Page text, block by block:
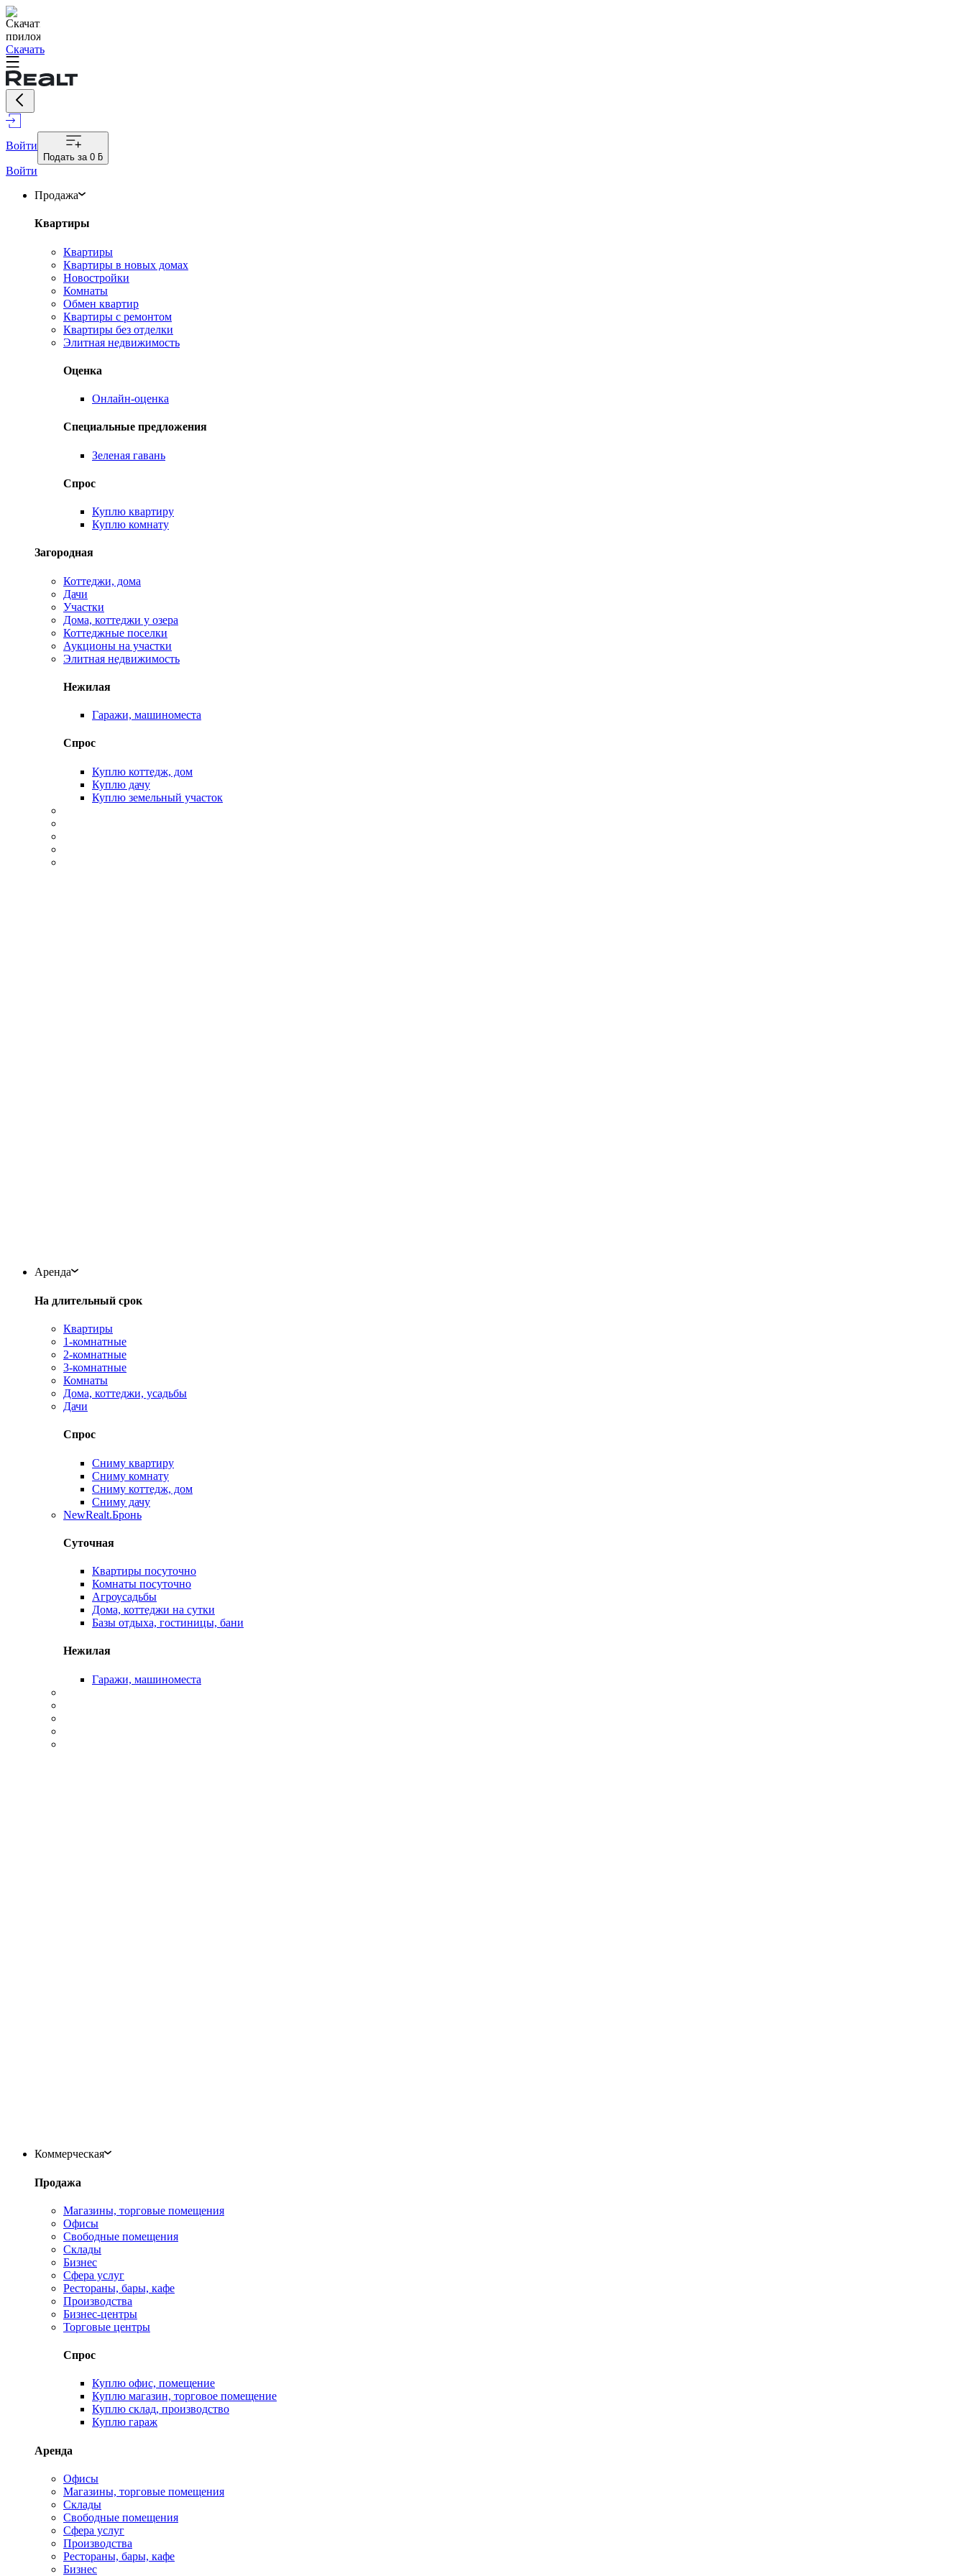
Скачать
Войти
Подать за 0 ƃ
Войти
Продажа
Квартиры
Квартиры
Квартиры в новых домах
Новостройки
Комнаты
Обмен квартир
Квартиры с ремонтом
Квартиры без отделки
Элитная недвижимость
Оценка
Онлайн-оценка
Специальные предложения
Зеленая гавань
Спрос
Куплю квартиру
Куплю комнату
Загородная
Коттеджи, дома
Дачи
Участки
Дома, коттеджи у озера
Коттеджные поселки
Аукционы на участки
Элитная недвижимость
Нежилая
Гаражи, машиноместа
Спрос
Куплю коттедж, дом
Куплю дачу
Куплю земельный участок
Аренда
На длительный срок
Квартиры
1-комнатные
2-комнатные
3-комнатные
Комнаты
Дома, коттеджи, усадьбы
Дачи
Спрос
Сниму квартиру
Сниму комнату
Сниму коттедж, дом
Сниму дачу
NewRealt.Бронь
Суточная
Квартиры посуточно
Комнаты посуточно
Агроусадьбы
Дома, коттеджи на сутки
Базы отдыха, гостиницы, бани
Нежилая
Гаражи, машиноместа
Коммерческая
Продажа
Магазины, торговые помещения
Офисы
Свободные помещения
Склады
Бизнес
Сфера услуг
Рестораны, бары, кафе
Производства
Бизнес-центры
Торговые центры
Спрос
Куплю офис, помещение
Куплю магазин, торговое помещение
Куплю склад, производство
Куплю гараж
Аренда
Офисы
Магазины, торговые помещения
Склады
Свободные помещения
Сфера услуг
Производства
Рестораны, бары, кафе
Бизнес